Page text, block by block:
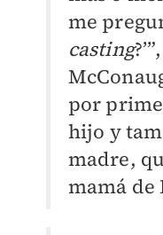
me
casting
por
hijo y
madre,
mamá de